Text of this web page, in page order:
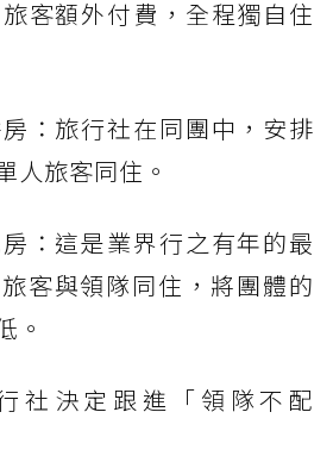
客額外付費，全程獨自住
：旅行社在同團中，安排
人旅客同住。
：這是業界行之有年的最
客與領隊同住，將團體的
。
社決定跟進「領隊不配